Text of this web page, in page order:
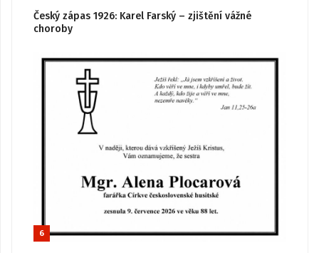
Český zápas 1926: Karel Farský – zjištění vážné
choroby
6